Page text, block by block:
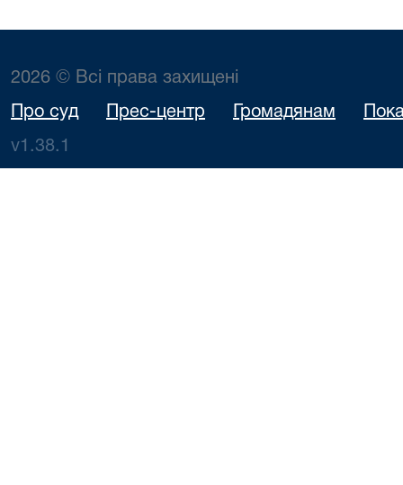
2026 © Всі права захищені
Про суд Прес-центр Громадянам
v1.38.1